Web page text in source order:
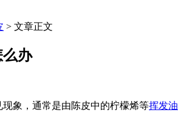
> 文章正文
办
象，通常是由陈皮中的柠檬烯等挥发油